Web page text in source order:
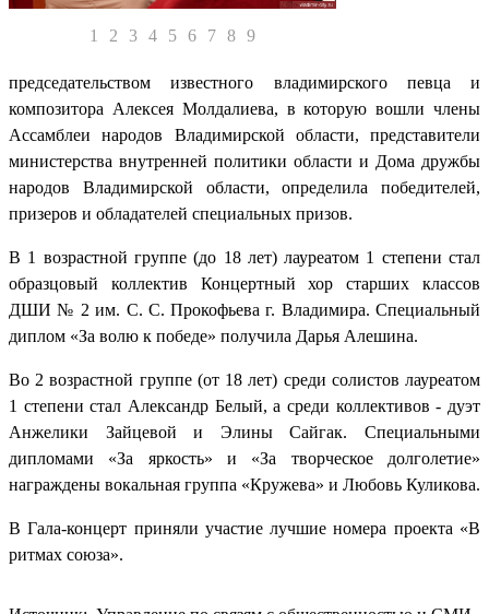
1 2 3 4 5 6 7 8 9
председательством известного владимирского певца и
композитора Алексея Молдалиева, в которую вошли члены
Ассамблеи народов Владимирской области, представители
министерства внутренней политики области и Дома дружбы
народов Владимирской области, определила победителей,
призеров и обладателей специальных призов.
В 1 возрастной группе (до 18 лет) лауреатом 1 степени стал
образцовый коллектив Концертный хор старших классов
ДШИ № 2 им. С. С. Прокофьева г. Владимира. Специальный
диплом «За волю к победе» получила Дарья Алешина.
Во 2 возрастной группе (от 18 лет) среди солистов лауреатом
1 степени стал Александр Белый, а среди коллективов - дуэт
Анжелики Зайцевой и Элины Сайгак. Специальными
дипломами «За яркость» и «За творческое долголетие»
награждены вокальная группа «Кружева» и Любовь Куликова.
В Гала-концерт приняли участие лучшие номера проекта «В
ритмах союза».